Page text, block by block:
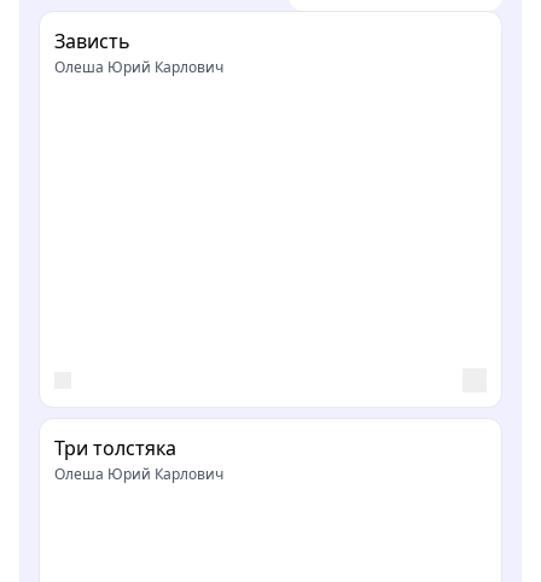
Зависть
Олеша Юрий Карлович
Три толстяка
Олеша Юрий Карлович